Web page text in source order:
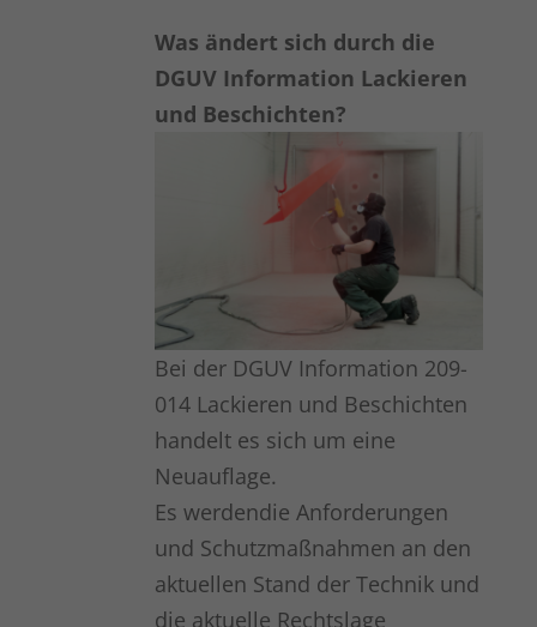
Was ändert sich durch die
DGUV Information Lackieren
und Beschichten?
Bei der DGUV Information 209-
014 Lackieren und Beschichten
handelt es sich um eine
Neuauflage.
Es werdendie Anforderungen
und Schutzmaßnahmen an den
aktuellen Stand der Technik und
die aktuelle Rechtslage